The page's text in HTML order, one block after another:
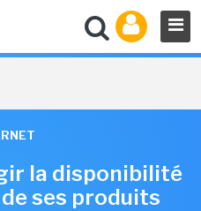
la disponibilité
ses produits